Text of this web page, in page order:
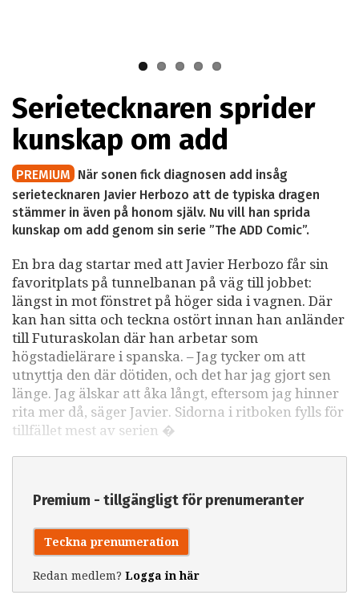
Serietecknaren sprider
kunskap om add
PREMIUM När sonen fick diagnosen add insåg
serietecknaren Javier Herbozo att de typiska dragen
stämmer in även på honom själv. Nu vill han sprida
kunskap om add genom sin serie ”The ADD Comic”.
En bra dag startar med att Javier Herbozo får sin
favoritplats på tunnelbanan på väg till jobbet:
längst in mot fönstret på höger sida i vagnen. Där
kan han sitta och teckna ostört innan han anländer
till Futuraskolan där han arbetar som
högstadielärare i spanska. – Jag tycker om att
utnyttja den där dötiden, och det har jag gjort sen
länge. Jag älskar att åka långt, eftersom jag hinner
rita mer då, säger Javier. Sidorna i ritboken fylls för
tillfället mest av serien �
Premium - tillgängligt för prenumeranter
Teckna prenumeration
Redan medlem? Logga in här